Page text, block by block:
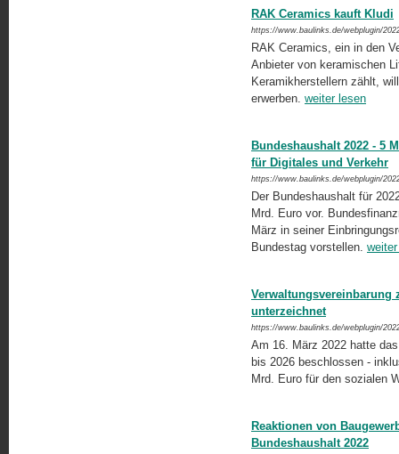
RAK Ceramics kauft Kludi
https://www.baulinks.de/webplugin/
RAK Ceramics, ein in den
Anbieter von keramischen
Keramikherstellern zählt,
erwerben. weiter lesen
Bundeshaushalt 2022 - 5
für Digitales und Verkehr
https://www.baulinks.de/webplugin/
Der Bundeshaushalt für
Mrd. Euro vor.
März in seiner
Bundestag vorstellen.
Verwaltungsvereinbarung
unterzeichnet
https://www.baulinks.de/webplugin/
Am 16. März 2022 hatte
bis 2026 beschlossen -
Mrd. Euro für den sozialen
Reaktionen von
Bundeshaushalt 2022